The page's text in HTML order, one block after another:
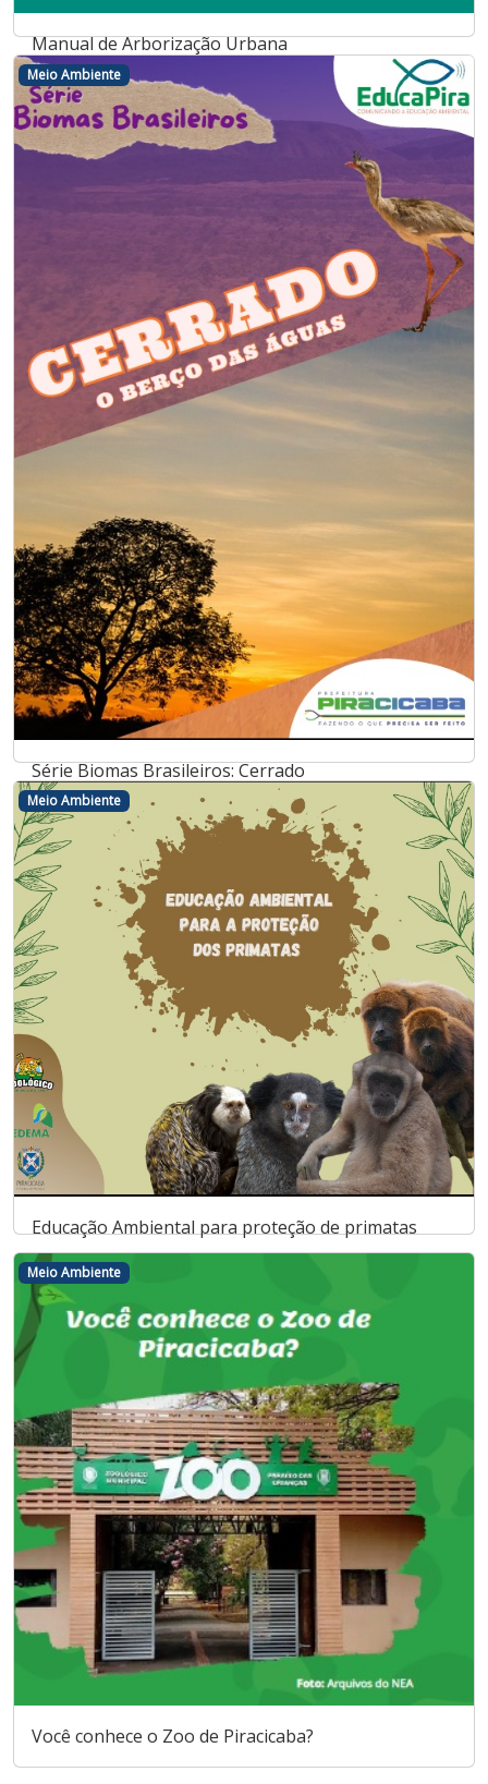
Manual de Arborização Urbana
Série Biomas Brasileiros: Cerrado
Meio Ambiente
Educação Ambiental para proteção de primatas
Meio Ambiente
Você conhece o Zoo de Piracicaba?
Meio Ambiente